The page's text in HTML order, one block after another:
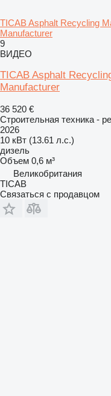
TICAB Asphalt Recycling
Manufacturer
9
ВИДЕО
TICAB Asphalt
Manufacturer
36 520 €
Строительная техника -
2026
10 кВт (13.61 л.с.)
дизель
Объем 0,6 м³
Великобритания
TICAB
Связаться с продавцом